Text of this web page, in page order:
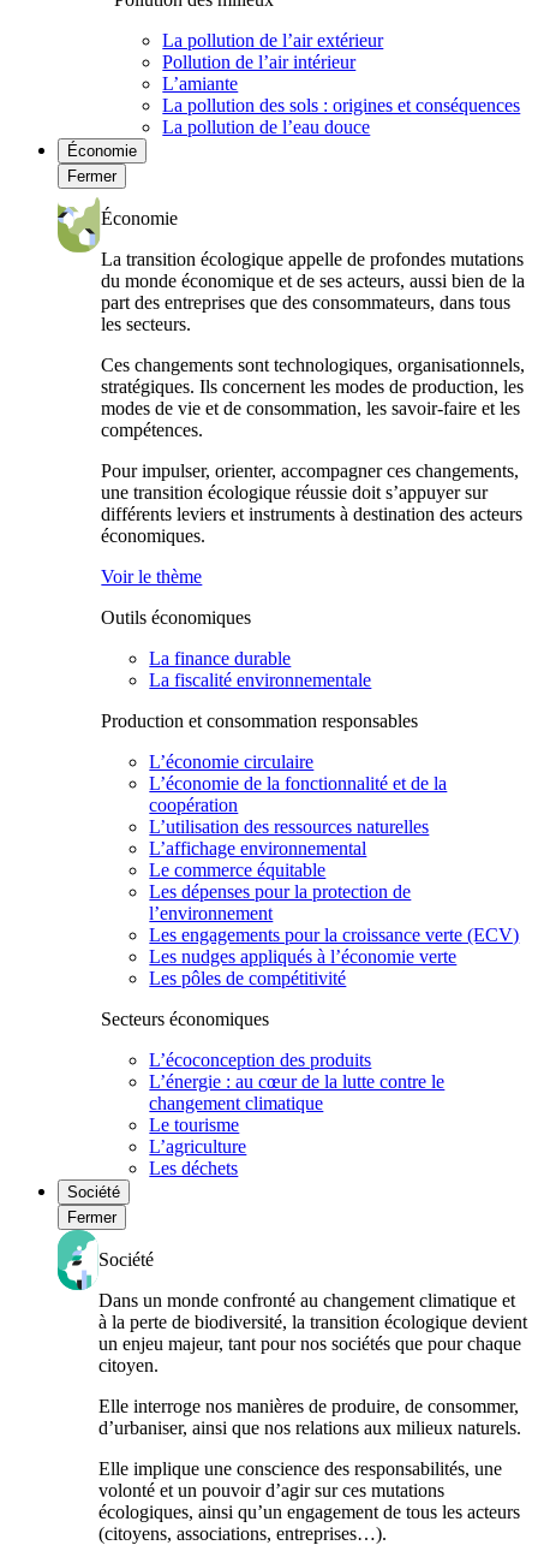
La pollution de l’air extérieur
Pollution de l’air intérieur
L’amiante
La pollution des sols : origines et conséquences
La pollution de l’eau douce
Économie
Fermer
Économie
La transition écologique appelle de profondes mutations
du monde économique et de ses acteurs, aussi bien de la
part des entreprises que des consommateurs, dans tous
les secteurs.
Ces changements sont technologiques, organisationnels,
stratégiques. Ils concernent les modes de production, les
modes de vie et de consommation, les savoir-faire et les
compétences.
Pour impulser, orienter, accompagner ces changements,
une transition écologique réussie doit s’appuyer sur
différents leviers et instruments à destination des acteurs
économiques.
Voir le thème
Outils économiques
La finance durable
La fiscalité environnementale
Production et consommation responsables
L’économie circulaire
L’économie de la fonctionnalité et de la
coopération
L’utilisation des ressources naturelles
L’affichage environnemental
Le commerce équitable
Les dépenses pour la protection de
l’environnement
Les engagements pour la croissance verte (ECV)
Les nudges appliqués à l’économie verte
Les pôles de compétitivité
Secteurs économiques
L’écoconception des produits
L’énergie : au cœur de la lutte contre le
changement climatique
Le tourisme
L’agriculture
Les déchets
Société
Fermer
Société
Dans un monde confronté au changement climatique et
à la perte de biodiversité, la transition écologique devient
un enjeu majeur, tant pour nos sociétés que pour chaque
citoyen.
Elle interroge nos manières de produire, de consommer,
d’urbaniser, ainsi que nos relations aux milieux naturels.
Elle implique une conscience des responsabilités, une
volonté et un pouvoir d’agir sur ces mutations
écologiques, ainsi qu’un engagement de tous les acteurs
(citoyens, associations, entreprises…).